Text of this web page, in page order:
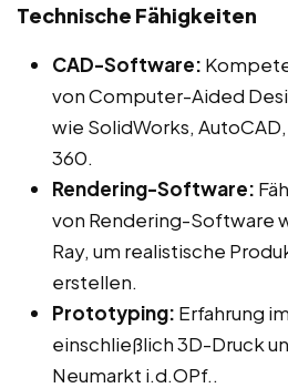
Technische Fähigkeiten
CAD-Software:
von Computer-Aided
wie SolidWorks,
360.
Rendering-Software:
von Rendering-Software
Ray, um realistische
erstellen.
Prototyping: Erfahrung
einschließlich 3D-Druck
Neumarkt i.d.OPf..